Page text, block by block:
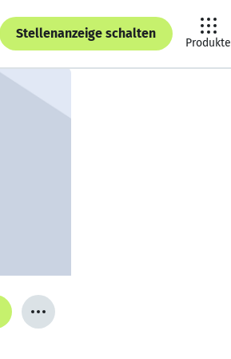
Stellenanzeige schalten
Produkte